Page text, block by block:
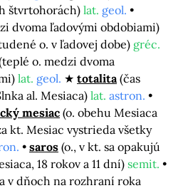
štvrtohorách) lat. geol.
dvoma ľadovými obdobiami)
o. v ľadovej dobe) gréc.
o. medzi dvoma
lat. geol. totalita (čas
al. Mesiaca) lat. astron.
mesiac (o. obehu Mesiaca
kt. Mesiac vystrieda všetky
saros (o., v kt. sa opakujú
18 rokov a 11 dní) semit.
v dňoch na rozhraní roka